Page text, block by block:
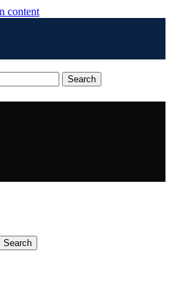
content
Search
Search